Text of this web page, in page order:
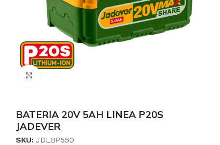
BATERIA 20V 5AH LINEA P20S
JADEVER
SKU: JDLBP550